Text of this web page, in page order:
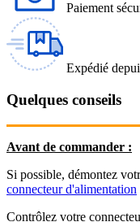
Paiement
Expédié
Quelques conseils
Avant de commander :
Si possible, démontez
connecteur d'alimentation
Contrôlez votre